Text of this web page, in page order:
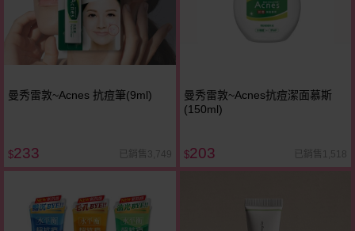
曼秀雷敦~Acnes 抗痘筆(9ml)
$233 已銷售3,749
曼秀雷敦~Acnes抗痘潔面慕斯
(150ml)
$203 已銷售1,518